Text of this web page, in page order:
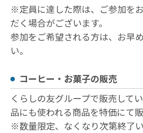
※定員に達した際は、ご参加を
だく場合がございます。
参加をご希望される方は、お早
い。
コーヒー・お菓子の販売
くらしの友グループで販売して
品にも使われる商品を特価にて
※数量限定、なくなり次第終了い